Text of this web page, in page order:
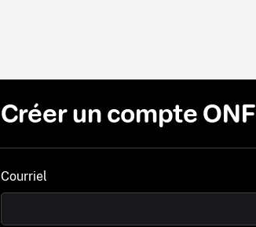
Créer un compte ONF
Courriel